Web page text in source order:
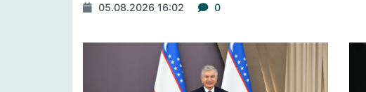
05.08.2026 16:02 0